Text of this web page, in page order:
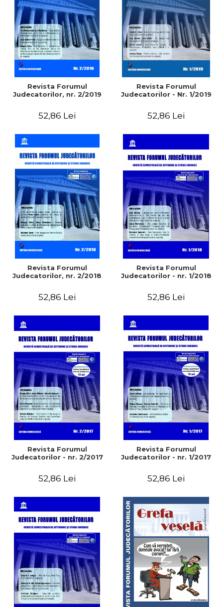
ADMINISTRATIVE
ȘTIINȚE ECONOMICE
ȘTIINȚE EXACTE
EDUCAȚIE FIZICĂ ȘI SPORT
PREUNIVERSITARIA
TIMP LIBER
ÎN CURS DE APARIȚIE
NOUTĂȚI
PACHETE DE STUDIU
ULTIMELE EXEMPLARE
Cum Cumpăr
Livrare
Politica de Retur
Formular de Retur
Distribuitori
Revista Forumul
Judecatorilor, nr. 2/2019
52,86 Lei
Revista Forumul
Judecatorilor - Nr. 1/2019
52,86 Lei
Revista Forumul
Judecatorilor, nr. 2/2018
52,86 Lei
Revista Forumul
Judecatorilor - nr. 1/2018
52,86 Lei
Revista Forumul
Judecatorilor - nr. 2/2017
52,86 Lei
Revista Forumul
Judecatorilor - nr. 1/2017
52,86 Lei